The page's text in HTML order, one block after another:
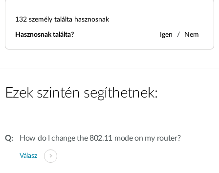
132 személy találta hasznosnak
Hasznosnak találta? Igen Nem
Ezek szintén segíthetnek:
How do I change the 802.11 mode on my router?
Válasz